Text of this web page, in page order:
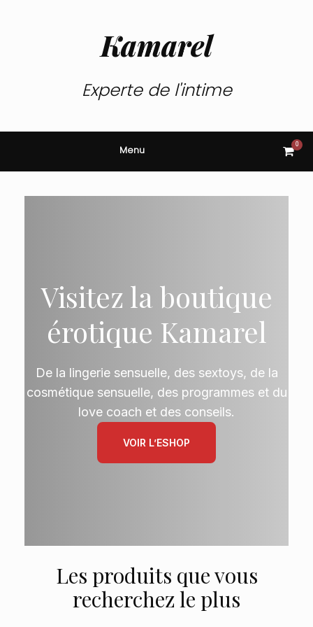
Kamarel
Experte de l'intime
Menu View
cart
0
Visitez la boutique
érotique Kamarel
De la lingerie sensuelle, des sextoys, de la
cosmétique sensuelle, des programmes et du
love coach et des conseils.
VOIR L’ESHOP
Les produits que vous
recherchez le plus